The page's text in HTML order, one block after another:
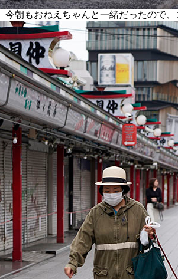
今朝もおねえちゃんと一緒だったので、